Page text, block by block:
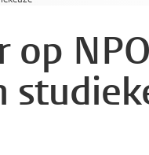
op